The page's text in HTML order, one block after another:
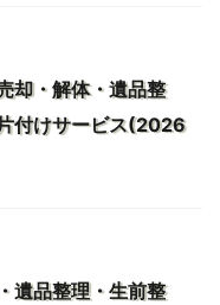
却・解体・遺品整
付けサービス(2026
遺品整理・生前整